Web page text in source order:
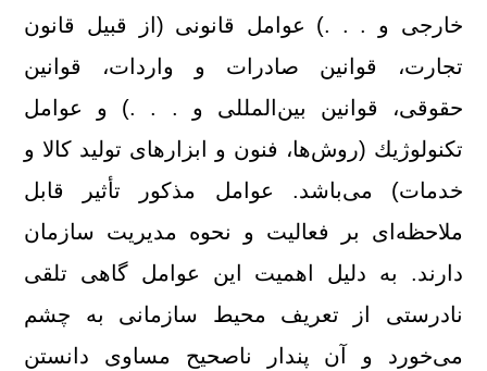
خارجی و . . .) عوامل قانونی (از قبیل قانون
تجارت، قوانین صادرات و واردات، قوانین
حقوقی، قوانین بین‌المللی و . . .) و عوامل
تكنولوژیك (روش‌ها،‌ فنون و ابزارهای تولید كالا و
خدمات) می‌باشد. عوامل مذكور تأثیر قابل
ملاحظه‌ای بر فعالیت و نحوه مدیریت سازمان
دارند. به دلیل اهمیت این عوامل گاهی تلقی
نادرستی از تعریف محیط سازمانی به چشم
می‌خورد و آن پندار ناصحیح مساوی دانستن